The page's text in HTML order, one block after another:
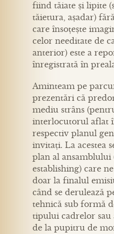
fiind tăiate și lipite
tăietura, așadar)
care însoțește
celor needitate de
anterior) este a
înregistrată în
Aminteam pe
prezentări că
mediu strâns
interlocutorul aflat
respectiv planul
invitați. La acestea
plan al ansamblului
establishing) care
doar la finalul
când se derulează
tehnică sub formă
tipului cadrelor sau
de la pupitru de